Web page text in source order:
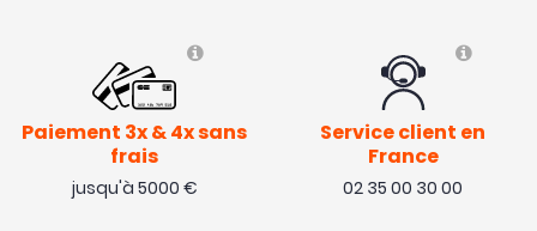
Paiement 3x & 4x sans
frais
jusqu'à 5000 €
Service client en
France
02 35 00 30 00